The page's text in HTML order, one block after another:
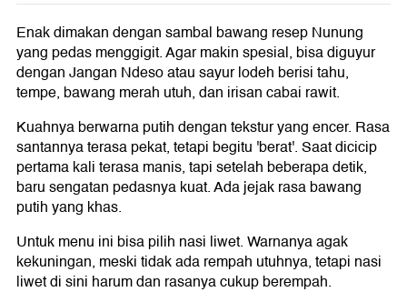
Enak dimakan dengan sambal bawang resep Nunung
yang pedas menggigit. Agar makin spesial, bisa diguyur
dengan Jangan Ndeso atau sayur lodeh berisi tahu,
tempe, bawang merah utuh, dan irisan cabai rawit.
Kuahnya berwarna putih dengan tekstur yang encer. Rasa
santannya terasa pekat, tetapi begitu 'berat'. Saat dicicip
pertama kali terasa manis, tapi setelah beberapa detik,
baru sengatan pedasnya kuat. Ada jejak rasa bawang
putih yang khas.
Untuk menu ini bisa pilih nasi liwet. Warnanya agak
kekuningan, meski tidak ada rempah utuhnya, tetapi nasi
liwet di sini harum dan rasanya cukup berempah.